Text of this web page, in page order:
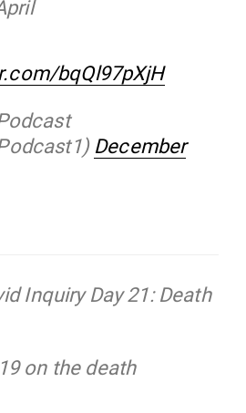
bqQl97pXjH
December
Inquiry Day 21: Death
on the death